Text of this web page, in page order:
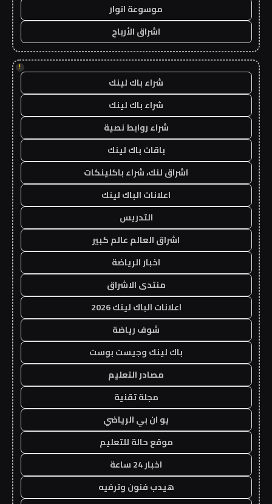
موسوعة انوار
اشراق الأرباح
!
شراء باك لينك
شراء باك لينك
شراء روابط نصية
باقات باك لينك
اشراق لنك، شراء باكلينكات
اعلانات الباك لينك
التدريس
اشراق العالم عالم كبير
اخبار الرياضة
منتدى الاشراق
اعلانات الباك لينك 2026
شوف رياضة
باك لينك وجيست بوست
مصادر التعليم
مجلة تقنية
يو ان بي الرياضي
موقع حالة للتعليم
اخبار 24 ساعة
هيدب فنون وترفيه